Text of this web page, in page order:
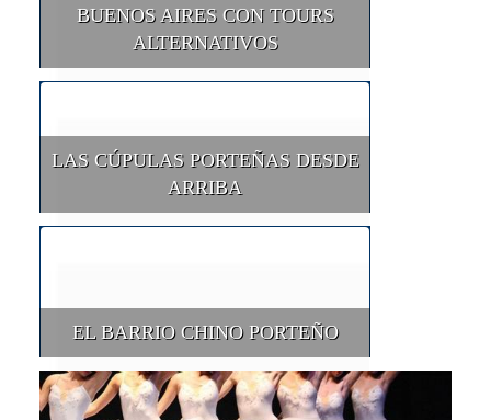
BUENOS AIRES CON TOURS
ALTERNATIVOS
LAS CÚPULAS PORTEÑAS DESDE
ARRIBA
EL BARRIO CHINO PORTEÑO